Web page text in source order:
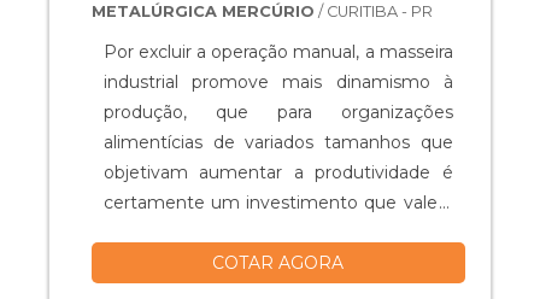
METALÚRGICA MERCÚRIO / CURITIBA - PR
Por excluir a operação manual, a masseira
industrial promove mais dinamismo à
produção, que para organizações
alimentícias de variados tamanhos que
objetivam aumentar a produtividade é
certamente um investimento que vale a
realiza de forma automática a preparação
COTAR AGORA